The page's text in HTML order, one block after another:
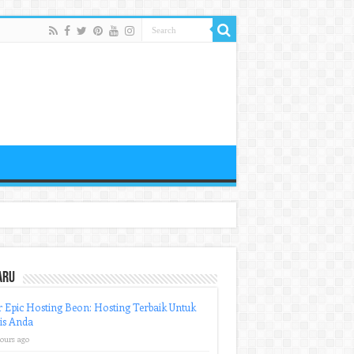
Epic Hosting Beon: Hosting Terbaik Untuk
Anda
ago